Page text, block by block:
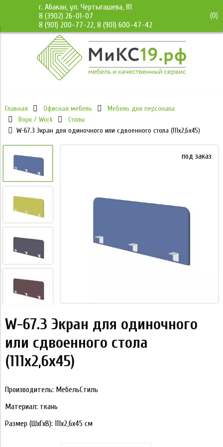
г. Абакан, ул. Чертыгашева, 81
8 (3902) 26-01-07
8 (901) 200-77-22, 8 (901) 600-47-42
(0)
Главная Офисная мебель
Мебель для персонала
Ворк / Work
Столы
W-67.3 Экран для одиночного или сдвоенного стола (111х2,6х45)
под заказ
W-67.3 Экран для одиночного
или сдвоенного стола
(111х2,6х45)
Производитель: МебельСтиль
Материал: ткань
Размер (ШхГхВ): 111х2,6х45 см